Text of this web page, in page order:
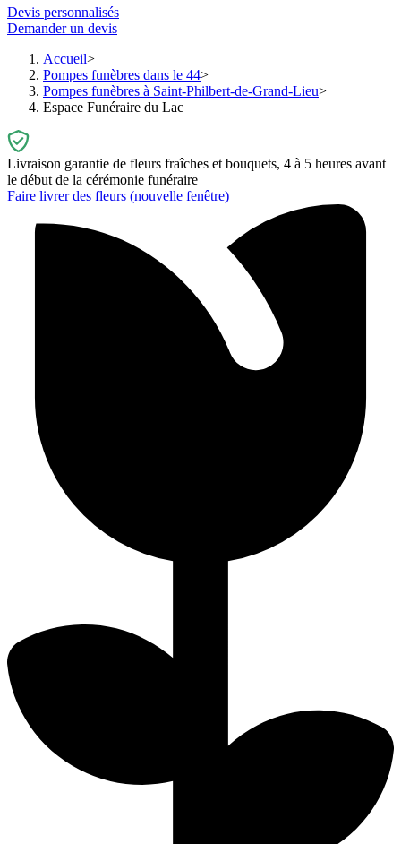
Devis personnalisés
Demander un devis
Accueil
Pompes funèbres dans le 44
Pompes funèbres à Saint-Philbert-de-Grand-Lieu
Espace Funéraire du Lac
Livraison garantie de fleurs fraîches et bouquets, 4 à 5 heures avant
le début de la cérémonie funéraire
Faire livrer des fleurs (nouvelle fenêtre)